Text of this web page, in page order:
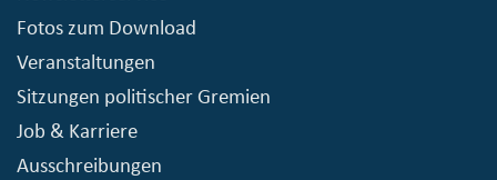
Fotos zum Download
Veranstaltungen
Sitzungen politischer Gremien
Job & Karriere
Ausschreibungen